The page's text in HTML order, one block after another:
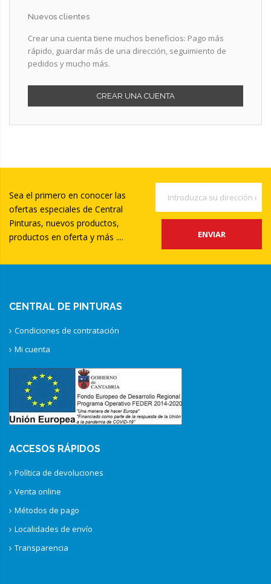
Nuevos clientes
Crear una cuenta tiene muchos beneficios: Pago más
rápido, guardar más de una dirección, seguimiento de
pedidos y mucho más.
CREAR UNA CUENTA
Sea el primero en conocer las
ofertas especiales de Central
Pinturas, nuevos productos,
productos en oferta y más ....
ENVIAR
CENTRAL DE PINTURAS
Condiciones de contratación
Mi cuenta
ACCESOS RÁPIDOS
Política de devoluciones
Venta online
Métodos de pago
Localidades de envío
Transparencia